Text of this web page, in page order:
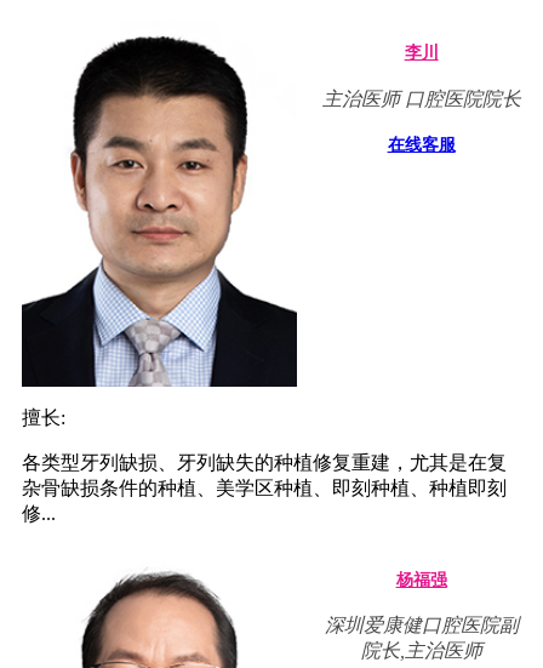
李川
主治医师 口腔医院院长
在线客服
擅长:
各类型牙列缺损、牙列缺失的种植修复重建，尤其是在复
杂骨缺损条件的种植、美学区种植、即刻种植、种植即刻
修...
杨福强
深圳爱康健口腔医院副
院长,主治医师